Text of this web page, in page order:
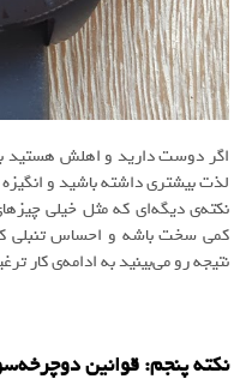
اگر دوست دارید و اهلش هستید
لذت بیشتری داشته باشید و
نکته‌ی دیگه‌ای که مثل خیلی
کمی سخت باشه و احساس تنبلی
نتیجه رو می‌بینید به ادامه‌ی کار
نکته پنجم:‌ قوانین